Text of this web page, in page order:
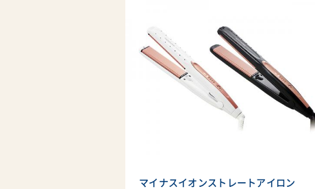
マイナスイオンストレートアイロン